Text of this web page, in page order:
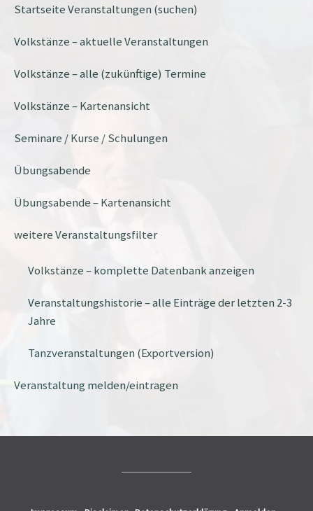
Startseite Veranstaltungen (suchen)
Volkstänze – aktuelle Veranstaltungen
Volkstänze – alle (zukünftige) Termine
Volkstänze – Kartenansicht
Seminare / Kurse / Schulungen
Übungsabende
Übungsabende – Kartenansicht
weitere Veranstaltungsfilter
Volkstänze – komplette Datenbank anzeigen
Veranstaltungshistorie – alle Einträge der letzten 2-3
Jahre
Tanzveranstaltungen (Exportversion)
Veranstaltung melden/eintragen